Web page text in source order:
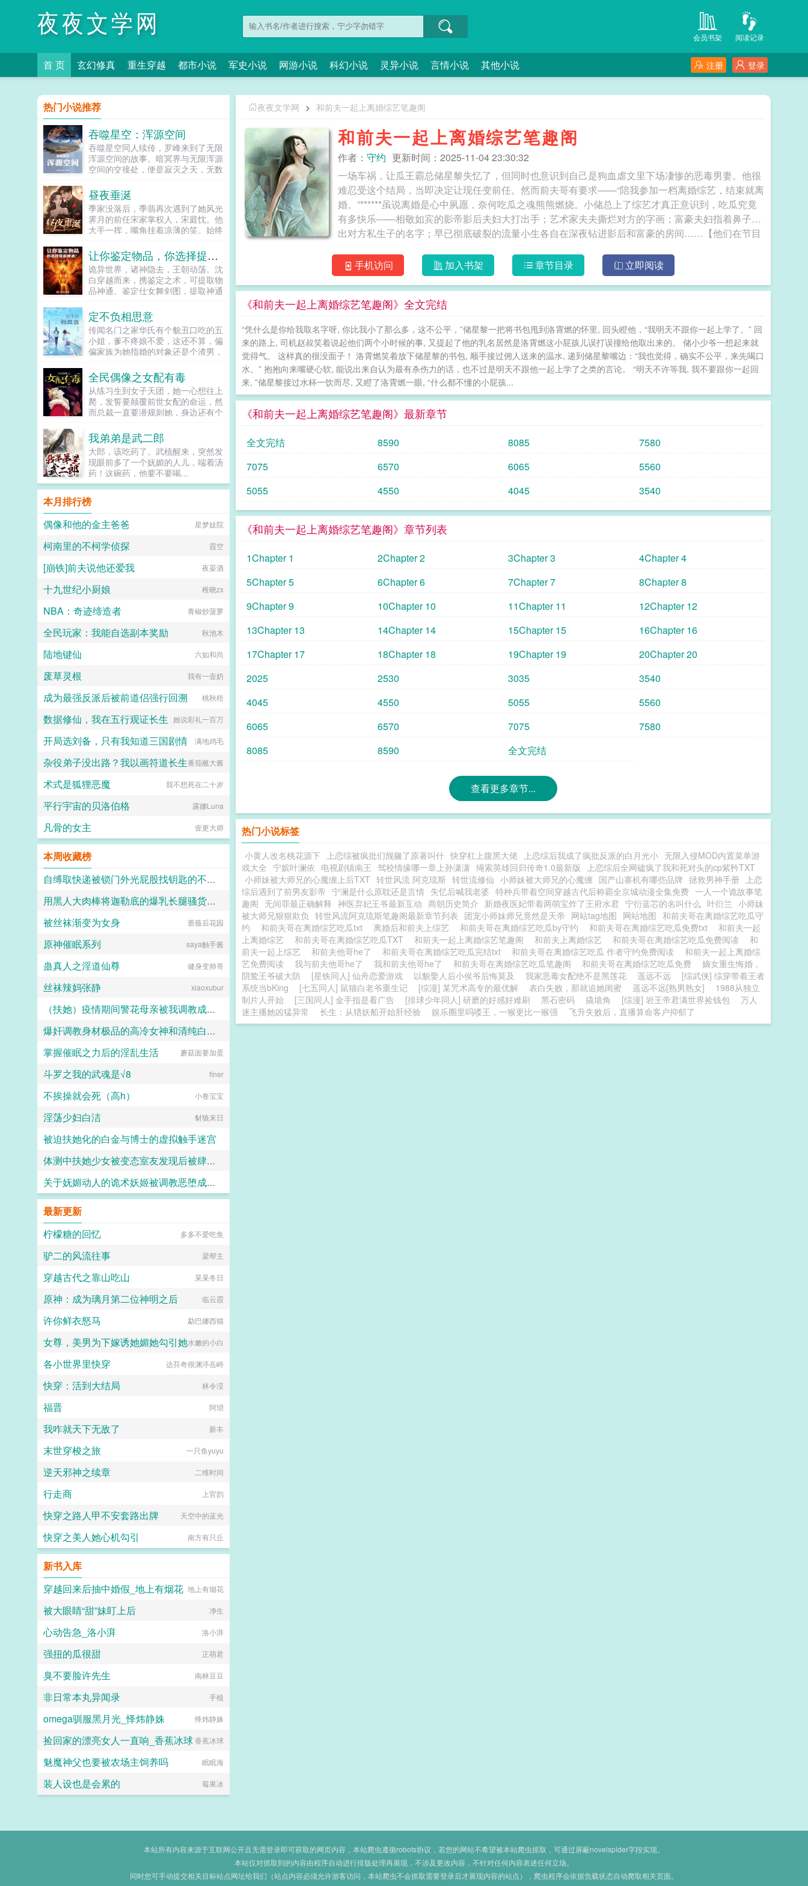
夜夜文学网 阅读记录
会员书架
首 页 玄幻修真 重生穿越 都市小说 军史小说 网游小说 科幻小说 灵异小说 言情小说 其他小说 登录
注册
夜夜文学网 > 和前夫一起上离婚综艺笔趣阁
和前夫一起上离婚综艺笔趣阁
作者： 守约 更新时间：2025-11-04 23:30:32
一场车祸，让瓜王霸总储星黎失忆了，但同时也意识到自己是狗血虐文里下场凄惨的恶毒男妻。他很
难忍受这个结局，当即决定让现任变前任。然而前夫哥有要求——“陪我参加一档离婚综艺，结束就离
婚。”******虽说离婚是心中夙愿，奈何吃瓜之魂熊熊燃烧。小储总上了综艺才真正意识到，吃瓜究竟
有多快乐——相敬如宾的影帝影后夫妇大打出手；艺术家夫夫撕烂对方的字画；富豪夫妇指着鼻子说
出对方私生子的名字；早已彻底破裂的流量小生各自在深夜钻进影后和富豪的房间……【他们在节目
想到更糟了】【情绪上来谁能控制得住啊……等等，我是看错了吗，蹲在楼梯口看热闹的人是不是小
储总？】【他在……吃瓜？】【居然还揪着洛霄燃一起看，我说你们不是要离婚的嘛？！】发现镜头
突然转过来拍自己，吃瓜被抓个现行的储星黎顿时手足无措，拉着洛霄燃小声bb：“要不……咱俩也
手机访问 加入书架 章节目录 立即阅读
《和前夫一起上离婚综艺笔趣阁》全文完结
“凭什么是你给我取名字呀, 你比我小了那么多，这不公平，”储星黎一把将书包甩到洛霄燃的怀里, 回头瞪他，“我明天不跟你一起上学了。” 回
来的路上, 司机赵叔笑着说起他们两个小时候的事, 又提起了他的乳名居然是洛霄燃这小屁孩儿误打误撞给他取出来的。 储小少爷一想起来就
觉得气。 这样真的很没面子！ 洛霄燃笑着放下储星黎的书包, 顺手接过佣人送来的温水, 递到储星黎嘴边：“我也觉得，确实不公平，来先喝口
水。” 抱抱向来嘴硬心软, 能说出来自认为最有杀伤力的话，也不过是明天不跟他一起上学了之类的言论。 “明天不许等我, 我不要跟你一起回
来, ”储星黎接过水杯一饮而尽, 又瞪了洛霄燃一眼, “什么都不懂的小屁孩...
《和前夫一起上离婚综艺笔趣阁》最新章节
全文完结 8590 8085
7580
7075
6570 6065
5560
5055
4550 4045 3540
《和前夫一起上离婚综艺笔趣阁》章节列表
1Chapter 1 2Chapter 2 3Chapter 3
4Chapter 4
5Chapter 5
6Chapter 6 7Chapter 7
8Chapter 8
9Chapter 9
10Chapter 10 11Chapter 11
12Chapter 12
13Chapter 13
14Chapter 14 15Chapter 15
16Chapter 16
17Chapter 17
18Chapter 18 19Chapter 19
20Chapter 20
2025
2530 3035
3540
4045
4550 5055
5560
6065
6570 7075
7580
8085
8590 全文完结
查看更多章节...
热门小说标签
小黄人改名桃花源下 上恋综被疯批们觊觎了原著叫什 快穿杠上腹黑大佬 上恋综后我成了疯批反派的白月光小 无限入侵MOD内置菜单游
戏大全 宁嫔叶澜依 电视剧镇南王 驾校情缘哪一章上孙潇潇 绳索英雄回归传奇1.0最新版
上恋综后全网磕疯了我和死对头的cp紫矜TXT
小师妹被大师兄的心魔缠上后TXT 转世风流 阿克琉斯 转世流修仙 小师妹被大师兄的心魔缠 国产山寨机有哪些品牌 拯救男神手册
上恋
综后遇到了前男友影帝 宁澜是什么原耽还是言情 失忆后喊我老婆 特种兵带着空间穿越古代后称霸全京城动漫全集免费 一人一个诡故事笔
趣阁 无间罪最正确解释 神医弃妃王爷最新互动 商朝历史简介 新婚夜医妃带着两萌宝炸了王府水君 宁衍蓝芯的名叫什么 叶衍兰 小师妹
被大师兄狠狠欺负 转世风流阿克琉斯笔趣阁最新章节列表 团宠小师妹师兄竟然是天帝 网站tag地图 网站地图 和前夫哥在离婚综艺吃瓜守
约
和前夫哥在离婚综艺吃瓜txt 离婚后和前夫上综艺 和前夫哥在离婚综艺吃瓜by守约 和前夫哥在离婚综艺吃瓜免费txt
和前夫一起
上离婚综艺
和前夫哥在离婚综艺吃瓜TXT 和前夫一起上离婚综艺笔趣阁 和前夫上离婚综艺 和前夫哥在离婚综艺吃瓜免费阅读
和
前夫一起上综艺
和前夫他哥he了 和前夫哥在离婚综艺吃瓜完结txt 和前夫哥在离婚综艺吃瓜 作者守约免费阅读
和前夫一起上离婚综
艺免费阅读
我与前夫他哥he了 我和前夫他哥he了 和前夫哥在离婚综艺吃瓜笔趣阁 和前夫哥在离婚综艺吃瓜免费
嫡女重生悔婚，
阴鸷王爷破大防
[星铁同人] 仙舟恋爱游戏 以貌娶人后小侯爷后悔莫及 我家恶毒女配绝不是黑莲花 遥远不远
[综武侠] 综穿带着王者
系统当bKing
[七五同人] 鼠猫白老爷重生记 [综漫] 某咒术高专的最优解 表白失败，那就追她闺蜜 遥远不远[熟男熟女]
1988从独立
制片人开始
[三国同人] 金手指是看广告 [排球少年同人] 研磨的好感好难刷 黑石密码 撬墙角 [综漫] 岩王帝君满世界捡钱包
万人
迷主播她凶猛异常
长生：从猎妖船开始肝经验 娱乐圈里吗喽王，一猴更比一猴强 飞升失败后，直播算命客户抑郁了
热门小说推荐
吞噬星空：浑源空间
吞噬星空同人续传，罗峰来到了无限
浑源空间的故事。暗冥界与无限浑源
空间的交接处，便是寂灭之天，无数
消散毁灭，而也只有领主级浑源生
命，才能够抵挡‘寂灭之天’的灭绝之
力。在寂灭之天内，有一根‘天渊
柱’（时空轴心），其内部名为浑源
天渊（也称为太初之地），外表看着
刻着深奥无比的‘空间禁忌’与‘时间禁
忌’，交汇形成了‘时空禁忌’，这是‘天
渊柱’支撑的关键所在。然而，覆灭
是世界的终点，轮回是世界的本质，
的轮回之外，为极！...
昼夜垂涎
季家没落后，季翡再次遇到了她风光
霁月的前任宋家掌权人，宋庭忱。他
大手一挥，嘴角挂着凉薄的笑。始终
终斯文矜贵，她却次次失控。她以
为，自己和他，莫过于此。直到某
天，宋庭忱声音喑哑呜咽能不能，再
爱我一回？...
让你鉴定物品，你选择提取神通？
诡异世界，诸神隐去，王朝动荡。沈
白穿越而来，携鉴定之术，可提取物
品神通。鉴定仕女舞剑图，提取神通
拳鉴定残破将军塑像，提取神通穿杨
箭染血塑像，借寿槐树，报恩狐女当
沈白携万千神通降临时，身后是数不
尽的诡异残骸。屈指一弹，便是白气
化剑，斩万丈桃林。怎么回事，你们
啊！...
定不负相思意
传闻名门之家华氏有个貌丑口吃的五
小姐，爹不疼娘不爱，这还不算，偏
偏家族为她指婚的对象还是个渣男，
床单弄的满城皆知。本该遭人嘲笑的
她，婚宴上玉手一指，给自己抓了个
临时替补，完美逆袭。世人这才惊
讶，原来五小姐不仅相貌倾城，而且
妙语连珠，天资聪慧。隐匿多年，锋
万万没想到，临时替补的新郎竟是个
大麻烦。从此华笙夜夜被欺负，某人
终于忍无可忍大骂江流，你个王八
蛋，说好了是形婚的？江总一脸无辜
回道，没错啊，我一直在身体力行的
维持这段婚姻，简称行婚！...
全民偶像之女配有毒
从练习生到女子天团，她一心想往上
爬，发誓要颠覆前世女配的命运，然
而总裁一直要潜规则她，身边还有个
我弟弟是武二郎
大郎，该吃药了。武植醒来，突然发
现眼前多了一个妩媚的人儿，端着汤
药！这碗药，他要不要喝...
本月排行榜
偶像和他的金主爸爸
星梦妓院
柯南里的不柯学侦探 霞空
[崩铁]前夫说他还爱我 夜晏酒
十九世纪小厨娘 稚晓zx
NBA：奇迹缔造者 青椒炒菠萝
全民玩家：我能自选副本奖励 秋池木
陆地键仙 六如和尚
废草灵根 我有一壶奶
成为最强反派后被前道侣强行回溯 桃秋梧
数据修仙，我在五行观证长生 她说彩礼一百万
开局选刘备，只有我知道三国剧情 满地鸡毛
杂役弟子没出路？我以画符道长生番茄蘸大酱
术式是狐狸恶魔 我不想死在二十岁
平行宇宙的贝洛伯格 露娜Luna
凡骨的女主 壹更大师
本周收藏榜
自缚取快递被锁门外光屁股找钥匙的不良妹妹
黑翼君
用黑人大肉棒将迦勒底的爆乳长腿骚货英灵一个个的全都调教成发情媚黑母猪贱婊吧
克图格亚改二
被丝袜渐变为女身 蔷薇后花园
原神催眠系列 saya触手酱
蛊真人之淫道仙尊 健身变帅哥
丝袜辣妈张静 xiaoxubur
（扶她）疫情期间警花母亲被我调教成三洞全开的肉便器母狗
霜染official
爆奸调教身材极品的高冷女神和清纯白袜甜妹留学生，射满她们的鞋柜里的高跟鞋和小皮鞋
ni1l
掌握催眠之力后的淫乱生活 蘑菇面要加蛋
斗罗之我的武魂是√8 finer
不挨操就会死（高h） 小卷宝宝
淫荡少妇白洁 豺狼末日
被迫扶她化的白金与博士的虚拟触手迷宫
体测中扶她少女被变态室友发现后被肆意玩弄
愿璀璨的北极光永远闪耀
关于妩媚动人的诡术妖姬被调教恶堕成媚黑母猪乐芙兰的这档子事
最新更新
柠檬糖的回忆
多多不爱吃鱼
驴二的风流往事 梁帮主
穿越古代之靠山吃山 杲杲冬日
原神：成为璃月第二位神明之后 临云霞
许你鲜衣怒马 勐巴娜西猫
女尊，美男为下嫁诱她媚她勾引她水嫩的小白
各小世界里快穿 达芬奇很渊渟岳峙
快穿：活到大结局 林令滢
福晋 阿琐
我咋就天下无敌了 新丰
末世穿梭之旅 一只鱼yuyu
逆天邪神之续章 二维时间
行走商 上官韵
快穿之路人甲不安套路出牌 天空中的蓝光
快穿之美人她心机勾引 南方有只丘
新书入库
穿越回来后抽中婚假_地上有烟花 地上有烟花
被大眼睛“甜”妹盯上后 净生
心动告急_洛小湃 洛小湃
强扭的瓜很甜 正萌君
臭不要脸许先生 南林豆豆
非日常本丸异闻录 手植
omega驯服黑月光_怿炜静姝 怿炜静姝
捡回家的漂亮女人一直响_香蕉冰球香蕉冰球
魅魔神父也要被农场主饲养吗 眠眠海
装人设也是会累的 莓果冰
本站所有内容来源于互联网公开且无需登录即可获取的网页内容，本站爬虫遵循robots协议，若您的网站不希望被本站爬虫抓取，可通过屏蔽novelspider字段实现。
本站仅对抓取到的内容由程序自动进行排版处理再展现，不涉及更改内容，不针对任何内容表述任何立场。
同时您可手动提交相关目标站点网址给我们（站点内容必须允许游客访问，本站爬虫不会抓取需要登录后才展现内容的站点），爬虫程序会依据负载状态自动爬取相关页面。